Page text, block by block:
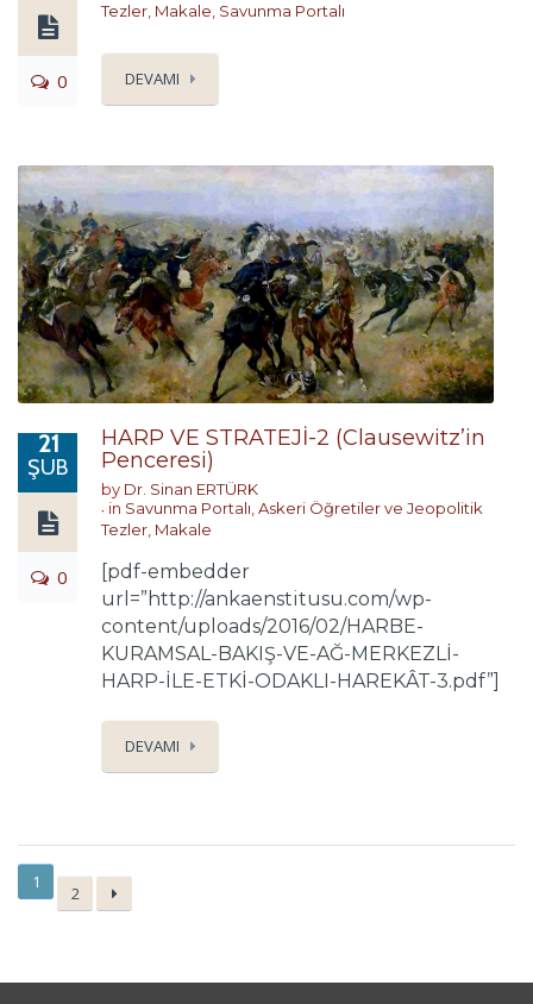
0
Tezler Makale Savunma Portalı
DEVAMI
21
ŞUB
0
HARP VE STRATEJİ-2 (Clausewitz’in
Penceresi)
by Dr. Sinan ERTÜRK
in Savunma Portalı Askeri Öğretiler ve Jeopolitik
Tezler Makale
[pdf-embedder
url=”http://ankaenstitusu.com/wp-
content/uploads/2016/02/HARBE-
KURAMSAL-BAKIŞ-VE-AĞ-MERKEZLİ-
HARP-İLE-ETKİ-ODAKLI-HAREKÂT-3.pdf”]
DEVAMI
1
2